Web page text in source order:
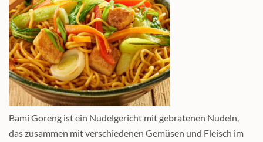
Bami Goreng ist ein Nudelgericht mit gebratenen Nudeln,
das zusammen mit verschiedenen Gemüsen und Fleisch im